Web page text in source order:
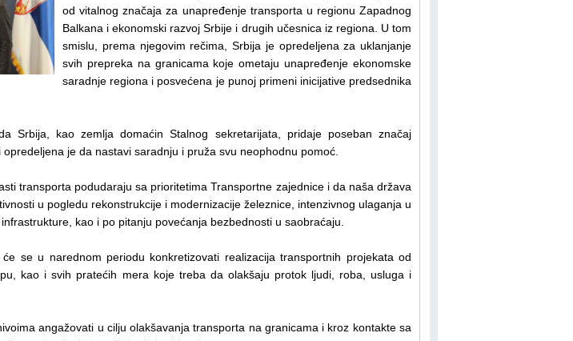
od vitalnog značaja za unapređenje transporta u regionu Zapadnog
Balkana i ekonomski razvoj Srbije i drugih učesnica iz regiona. U tom
smislu, prema njegovim rečima, Srbija je opredeljena za uklanjanje
svih prepreka na granicama koje ometaju unapređenje ekonomske
saradnje regiona i posvećena je punoj primeni inicijative predsednika
Srbija, kao zemlja domaćin Stalnog sekretarijata, pridaje poseban značaj
je da nastavi saradnju i pruža svu neophodnu pomoć.
transporta podudaraju sa prioritetima Transportne zajednice i da naša država
u pogledu rekonstrukcije i modernizacije železnice, intenzivnog ulaganja u
kao i po pitanju povećanja bezbednosti u saobraćaju.
se u narednom periodu konkretizovati realizacija transportnih projekata od
kao i svih pratećih mera koje treba da olakšaju protok ljudi, roba, usluga i
angažovati u cilju olakšavanja transporta na granicama i kroz kontakte sa